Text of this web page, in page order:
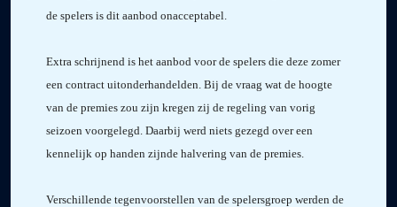
de spelers is dit aanbod onacceptabel.
Extra schrijnend is het aanbod voor de spelers die deze zomer
een contract uitonderhandelden. Bij de vraag wat de hoogte
van de premies zou zijn kregen zij de regeling van vorig
seizoen voorgelegd. Daarbij werd niets gezegd over een
kennelijk op handen zijnde halvering van de premies.
Verschillende tegenvoorstellen van de spelersgroep werden de